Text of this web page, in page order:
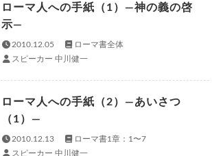
ローマ人への手紙（1）—神の義の啓
示—
2010.12.05
ローマ書全体
スピーカー 中川健一
ローマ人への手紙（2）—あいさつ
（1）—
2010.12.13
ローマ書1章：1〜7
スピーカー 中川健一